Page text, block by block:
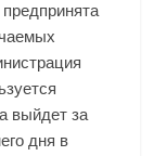
выйдет за
дня в